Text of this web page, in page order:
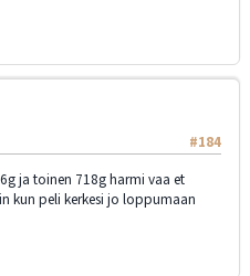
#184
ja toinen 718g harmi vaa et
kun peli kerkesi jo loppumaan